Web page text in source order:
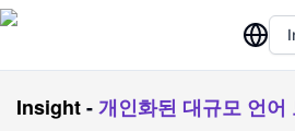
Insight-개인화된 대규모 언어